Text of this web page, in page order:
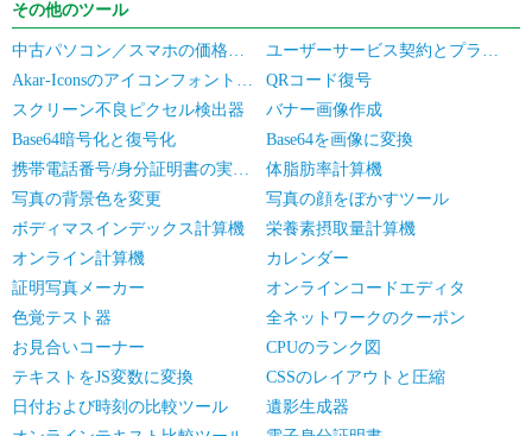
その他のツール
中古パソコン／スマホの価格見積もり
ユーザーサービス契約とプライバシーポリシー
Akar-Iconsのアイコンフォントライブラリ
QRコード復号
スクリーン不良ピクセル検出器
バナー画像作成
Base64暗号化と復号化
Base64を画像に変換
携帯電話番号/身分証明書の実名認証の一括確認
体脂肪率計算機
写真の背景色を変更
写真の顔をぼかすツール
ボディマスインデックス計算機
栄養素摂取量計算機
オンライン計算機
カレンダー
証明写真メーカー
オンラインコードエディタ
色覚テスト器
全ネットワークのクーポン
お見合いコーナー
CPUのランク図
テキストをJS変数に変換
CSSのレイアウトと圧縮
日付および時刻の比較ツール
遺影生成器